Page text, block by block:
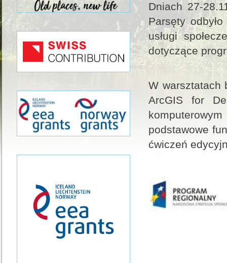
Dniach 27-
Parsęty
usługi
dotyczące
W warsztatach
ArcGIS for
podstawowe
ćwiczeń